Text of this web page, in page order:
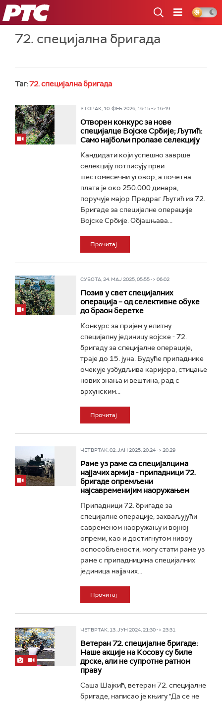
РТС
72. специјална бригада
Таг:72. специјална бригада
УТОРАК, 10. ФЕБ 2026, 16:15 -> 16:49
Отворен конкурс за нове
специјалце Војске Србије; Љутић:
Само најбољи пролазе селекцију
Кандидати који успешно заврше
селекцију потписују први
шестомесечни уговор, а почетна
плата је око 250.000 динара,
поручује мајор Предраг Љутић из 72.
Бригадe за специјалне операције
Војске Србије. Објашњава...
Прочитај
СУБОТА, 24. МАЈ 2025, 05:55 -> 06:02
Позив у свет специјалних
операција – од селективне обуке
до браон беретке
Конкурс за пријем у елитну
специјалну јединицу војске - 72.
бригаду за специјалне операције,
траје до 15. јуна. Будуће припаднике
очекује узбудљива каријера, стицање
нових знања и вештина, рад с
врхунским...
Прочитај
ЧЕТВРТАК, 02. ЈАН 2025, 20:24 -> 20:29
Раме уз раме са специјалцима
најјачих армија - припадници 72.
бригаде опремљени
најсавременијим наоружањем
Припадници 72. бригаде за
специјалне операције, захваљујући
савременом наоружању и војној
опреми, као и достигнутом нивоу
оспособљености, могу стати раме уз
раме с припадницима специјалних
јединица најјачих...
Прочитај
ЧЕТВРТАК, 13. ЈУН 2024, 21:30 -> 23:31
Ветеран 72. специјалне бригаде:
Наше акције на Косову су биле
дрске, али не супротне ратном
праву
Саша Шајкић, ветеран 72. специјалне
бригаде, написао је књигу "Да се не